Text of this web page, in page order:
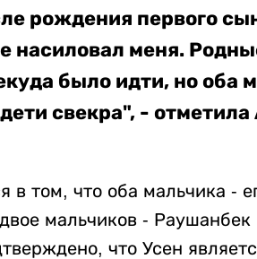
рождения первого
насиловал меня.
было идти, но оба
свекра", - отметила
в том, что оба мальчика -
мальчиков - Раушанбек
что Усен